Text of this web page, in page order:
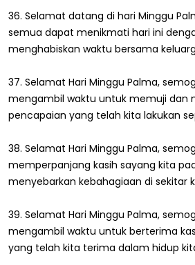
36. Selamat datang di hari Minggu
semua dapat menikmati hari ini
menghabiskan waktu bersama
37. Selamat Hari Minggu Palma,
mengambil waktu untuk memuji dan
pencapaian yang telah kita lakukan
38. Selamat Hari Minggu Palma,
memperpanjang kasih sayang kita
menyebarkan kebahagiaan di sekitar
39. Selamat Hari Minggu Palma,
mengambil waktu untuk berterima
yang telah kita terima dalam hidup